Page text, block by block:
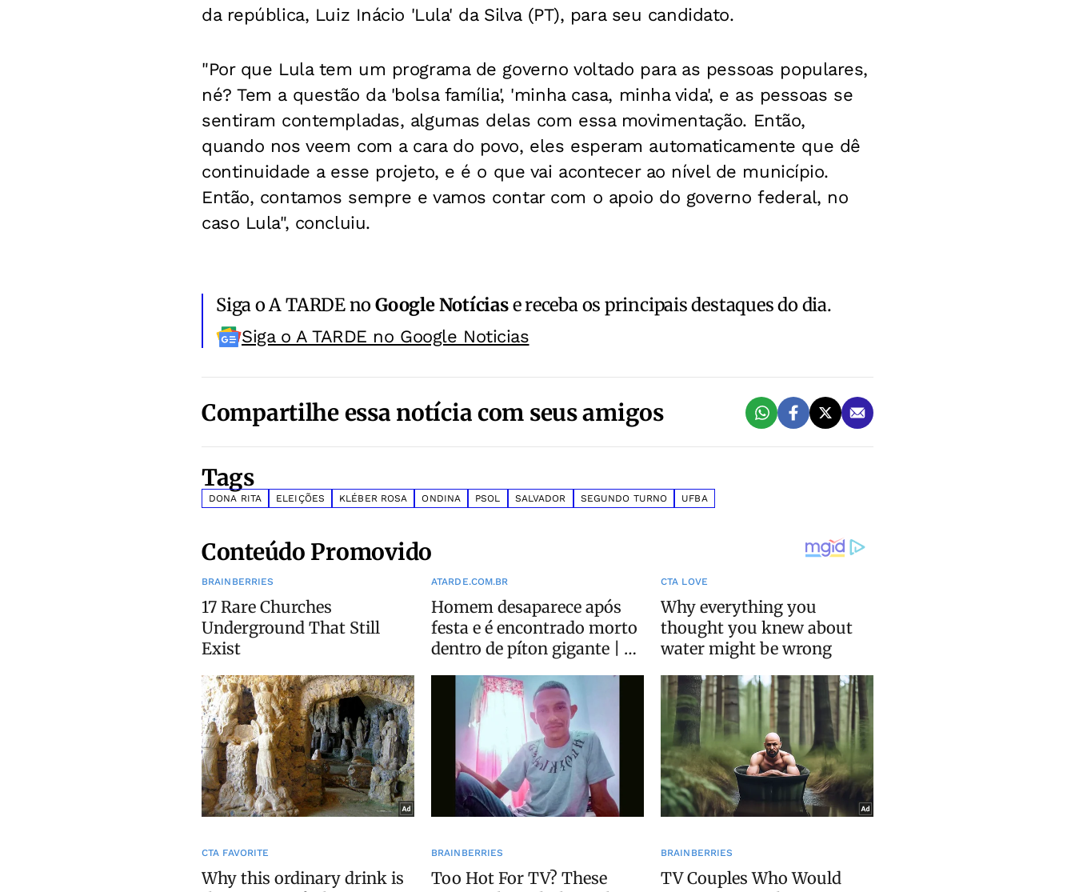
da república, Luiz Inácio 'Lula' da Silva (PT), para seu candidato.
"Por que Lula tem um programa de governo voltado para as pessoas populares,
né? Tem a questão da 'bolsa família', 'minha casa, minha vida', e as pessoas se
sentiram contempladas, algumas delas com essa movimentação. Então,
quando nos veem com a cara do povo, eles esperam automaticamente que dê
continuidade a esse projeto, e é o que vai acontecer ao nível de município.
Então, contamos sempre e vamos contar com o apoio do governo federal, no
caso Lula", concluiu.
Siga o A TARDE noGoogle Notíciase receba os principais destaques do dia.
Siga o A TARDE no Google Noticias
Compartilhe essa notícia com seus amigos
Tags
DONA RITA ELEIÇÕES KLÉBER ROSA ONDINA PSOL SALVADOR SEGUNDO TURNO UFBA